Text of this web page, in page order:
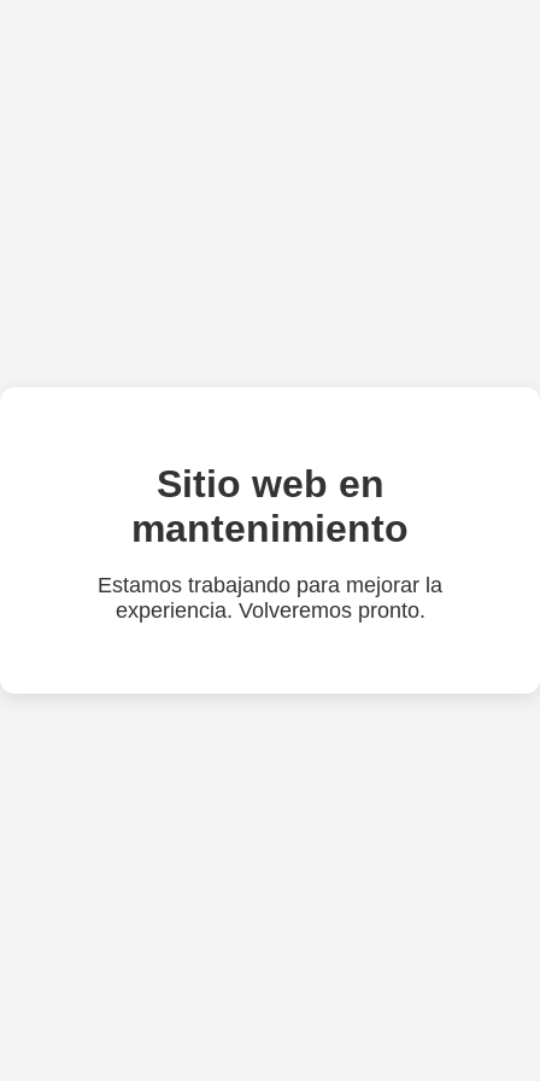
Sitio web en
mantenimiento
Estamos trabajando para mejorar la
experiencia. Volveremos pronto.